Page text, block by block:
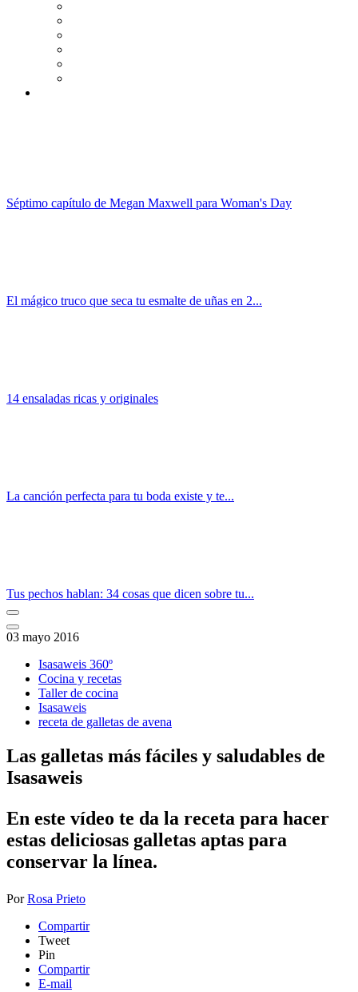
Séptimo capítulo de Megan Maxwell para Woman's Day
El mágico truco que seca tu esmalte de uñas en 2...
14 ensaladas ricas y originales
La canción perfecta para tu boda existe y te...
Tus pechos hablan: 34 cosas que dicen sobre tu...
03 mayo 2016
Isasaweis 360º
Cocina y recetas
Taller de cocina
Isasaweis
receta de galletas de avena
Las galletas más fáciles y saludables de
Isasaweis
En este vídeo te da la receta para hacer
estas deliciosas galletas aptas para
conservar la línea.
PorRosa Prieto
Compartir
Tweet
Pin
Compartir
E-mail